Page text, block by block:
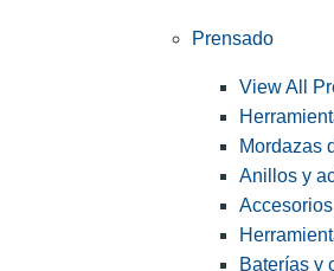
Prensado
View All
Mordazas
Anillos y
Baterías y